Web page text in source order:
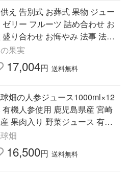
え 告別式 お葬式 果物 ジュー
ゼリー フルーツ 詰め合わせ お
盛り合わせ お悔やみ 法事 法要
もの 御霊前 御仏前【盛りかご
ースゼリー 】
果実
17,004円 送料無料
畑の人参ジュース1000ml×12
有機人参使用 鹿児島県産 宮崎
果肉入り 野菜ジュース 有機
食品添加物不使用 無塩 時短
子ども シニア 爆買
畑
16,500円 送料無料